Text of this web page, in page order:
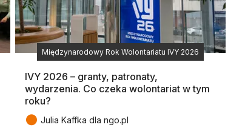
Międzynarodowy Rok Wolontariatu IVY 2026
IVY 2026 – granty, patronaty,
wydarzenia. Co czeka wolontariat w tym
roku?
● Julia Kaffka dla ngo.pl